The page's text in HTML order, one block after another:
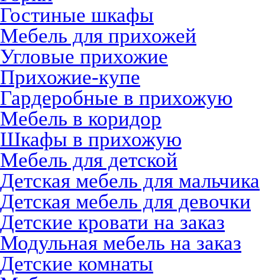
Гостиные шкафы
Мебель для прихожей
Угловые прихожие
Прихожие-купе
Гардеробные в прихожую
Мебель в коридор
Шкафы в прихожую
Мебель для детской
Детская мебель для мальчика
Детская мебель для девочки
Детские кровати на заказ
Модульная мебель на заказ
Детские комнаты